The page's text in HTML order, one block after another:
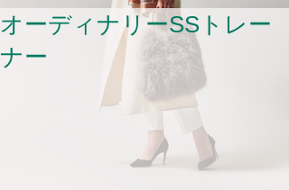
オーディナリーSSトレー
ナー